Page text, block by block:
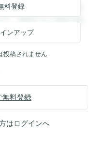
ことができます。登録
。登録すると回答を閲
料登録
ンアップ
投稿されません
無料登録
はログインへ